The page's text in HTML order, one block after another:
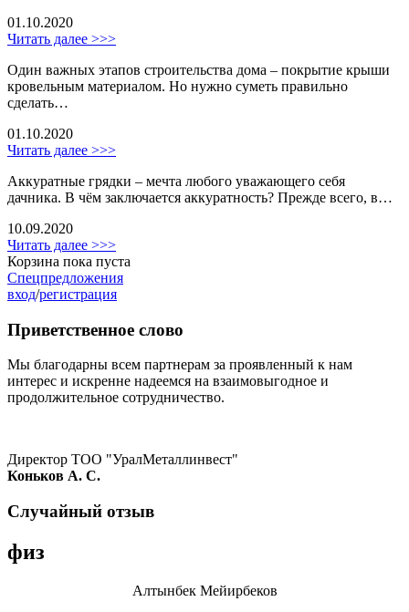
01.10.2020
Читать далее >>>
Один важных этапов строительства дома – покрытие крыши
кровельным материалом. Но нужно суметь правильно
сделать…
01.10.2020
Читать далее >>>
Аккуратные грядки – мечта любого уважающего себя
дачника. В чём заключается аккуратность? Прежде всего, в…
10.09.2020
Читать далее >>>
Корзина пока пуста
Спецпредложения
вход/регистрация
Приветственное слово
Мы благодарны всем партнерам за проявленный к нам
интерес и искренне надеемся на взаимовыгодное и
продолжительное сотрудничество.
Директор ТОО "УралМеталлинвест"
Коньков А. С.
Случайный отзыв
физ
Алтынбек Мейирбеков